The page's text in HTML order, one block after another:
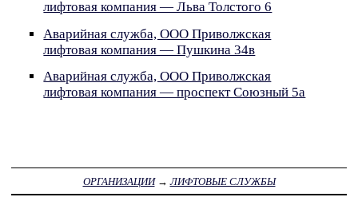
лифтовая компания — Льва Толстого 6
Аварийная служба, ООО Приволжская
лифтовая компания — Пушкина 34в
Аварийная служба, ООО Приволжская
лифтовая компания — проспект Союзный 5а
ОРГАНИЗАЦИИ→ЛИФТОВЫЕ СЛУЖБЫ